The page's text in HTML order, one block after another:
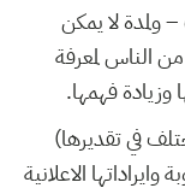
ولمدة لا يمكن
الناس لمعرفة
وزيادة فهمها.
في تقديرها)
الاعلانية